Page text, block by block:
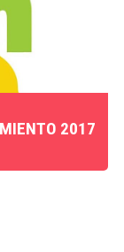
2017